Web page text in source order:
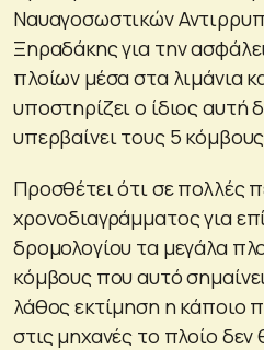
Ναυαγοσωστικών
Ξηραδάκης για την
πλοίων μέσα στα λιμάνια
υποστηρίζει ο ίδιος αυτή
υπερβαίνει τους 5
Προσθέτει ότι σε πολλές
χρονοδιαγράμματος για
δρομολογίου τα μεγάλα
κόμβους που αυτό σημαίνει
λάθος εκτίμηση η κάποιο
στις μηχανές το πλοίο